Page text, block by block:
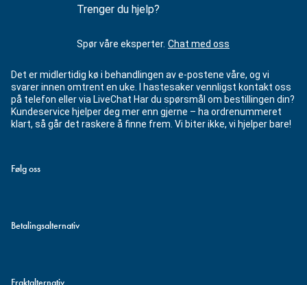
Trenger du hjelp?
Spør våre eksperter. Chat med oss
Det er midlertidig kø i behandlingen av e-postene våre, og vi
svarer innen omtrent en uke. I hastesaker vennligst kontakt oss
på telefon eller via LiveChat Har du spørsmål om bestillingen din?
Kundeservice hjelper deg mer enn gjerne – ha ordrenummeret
klart, så går det raskere å finne frem. Vi biter ikke, vi hjelper bare!
Følg oss
Betalingsalternativ
Fraktalternativ